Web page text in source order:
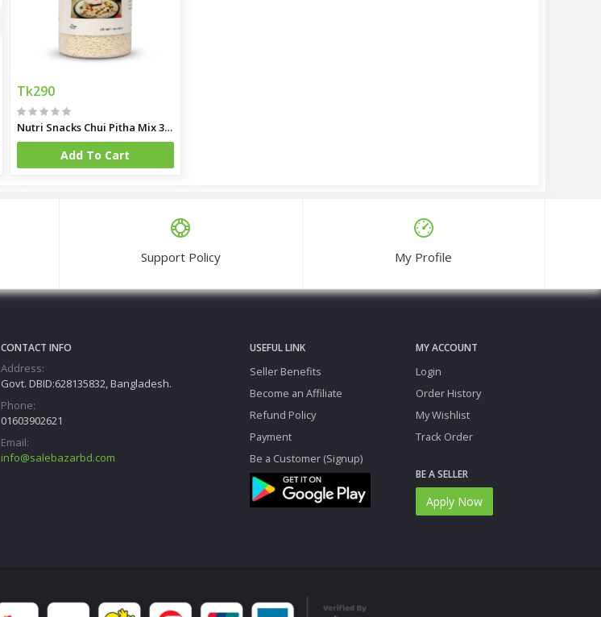
Tk290
Nutri Snacks Chui Pitha Mix 350gm
Add To Cart
Support Policy My Profile
CONTACT INFO
Address:
Govt. DBID:628135832, Bangladesh.
Phone:
01603902621
Email:
info@salebazarbd.com
USEFUL LINK
Seller Benefits
Become an Affiliate
Refund Policy
Payment
Be a Customer (Signup)
MY ACCOUNT
Login
Order History
My Wishlist
Track Order
BE A SELLER
Apply Now